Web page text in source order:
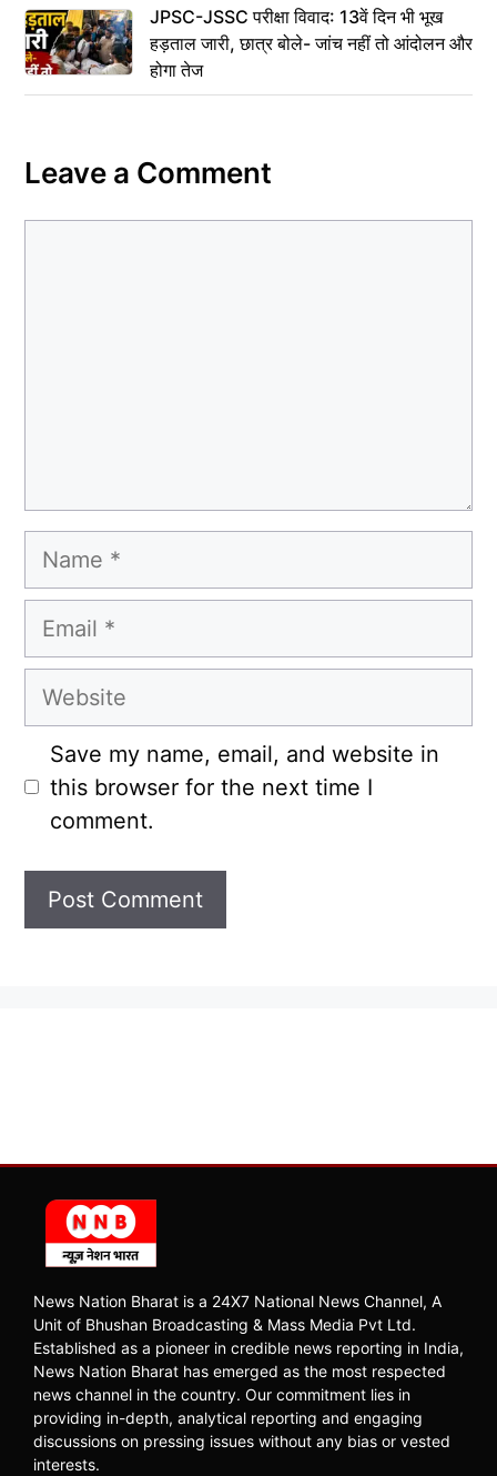
JPSC-JSSC परीक्षा विवाद: 13वें दिन भी भूख
हड़ताल जारी, छात्र बोले- जांच नहीं तो आंदोलन और
होगा तेज
Leave a Comment
Name
Email
Website
Save my name, email, and website in
this browser for the next time I
comment.
News Nation Bharat is a 24X7 National News Channel, A
Unit of Bhushan Broadcasting & Mass Media Pvt Ltd.
Established as a pioneer in credible news reporting in India,
News Nation Bharat has emerged as the most respected
news channel in the country. Our commitment lies in
providing in-depth, analytical reporting and engaging
discussions on pressing issues without any bias or vested
interests.